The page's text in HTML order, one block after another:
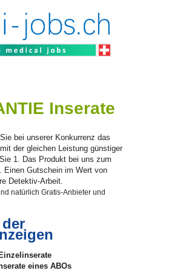
Inserate
bei unserer Konkurrenz das
der gleichen Leistung günstiger
1. Das Produkt bei uns zum
Einen Gutschein im Wert von
Detektiv-Arbeit.
natürlich Gratis-Anbieter und
eines ABOs